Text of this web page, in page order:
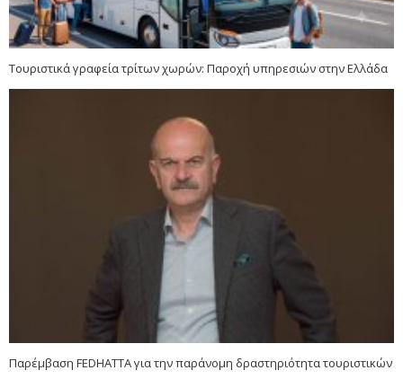
Τουριστικά γραφεία τρίτων χωρών: Παροχή υπηρεσιών στην Ελλάδα
Παρέμβαση FEDHATTA για την παράνομη δραστηριότητα τουριστικών